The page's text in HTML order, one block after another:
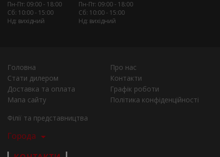
Пн-Пт: 09:00 - 18:00
Сб: 10:00 - 15:00
Нд: вихідний
Пн-Пт: 09:00 - 18:00
Сб: 10:00 - 15:00
Нд: вихідний
Головна
Про нас
Стати дилером
Контакти
Доставка та оплата
Графік роботи
Мапа сайту
Політика конфіденційності
Філії та представництва
Города